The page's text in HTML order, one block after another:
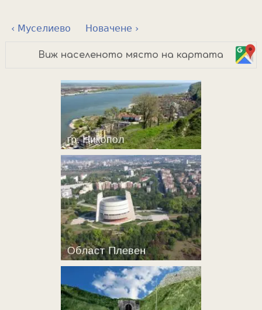
‹ Муселиево Новачене ›
Виж населеното място на картата